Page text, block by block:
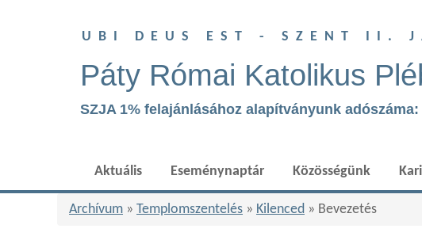
UBI DEUS EST - SZENT II.
Páty Római Katolikus
SZJA 1% felajánlásához alapítványunk adószáma:
Aktuális Eseménynaptár Közösségünk
Archívum » Templomszentelés » Kilenced » Bevezetés